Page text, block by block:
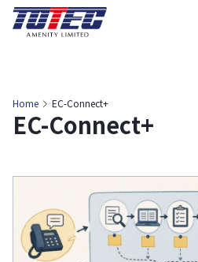
Home EC-Connect+
EC-Connect+